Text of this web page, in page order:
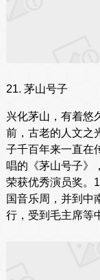
21. 茅山号子
兴化茅山，有着悠
前，古老的人文之
子千百年来一直在
唱的《茅山号子》
荣获优秀演员奖。
国音乐周，并到中
行，受到毛主席等